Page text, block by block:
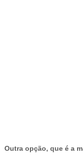
Outra opção, que é a